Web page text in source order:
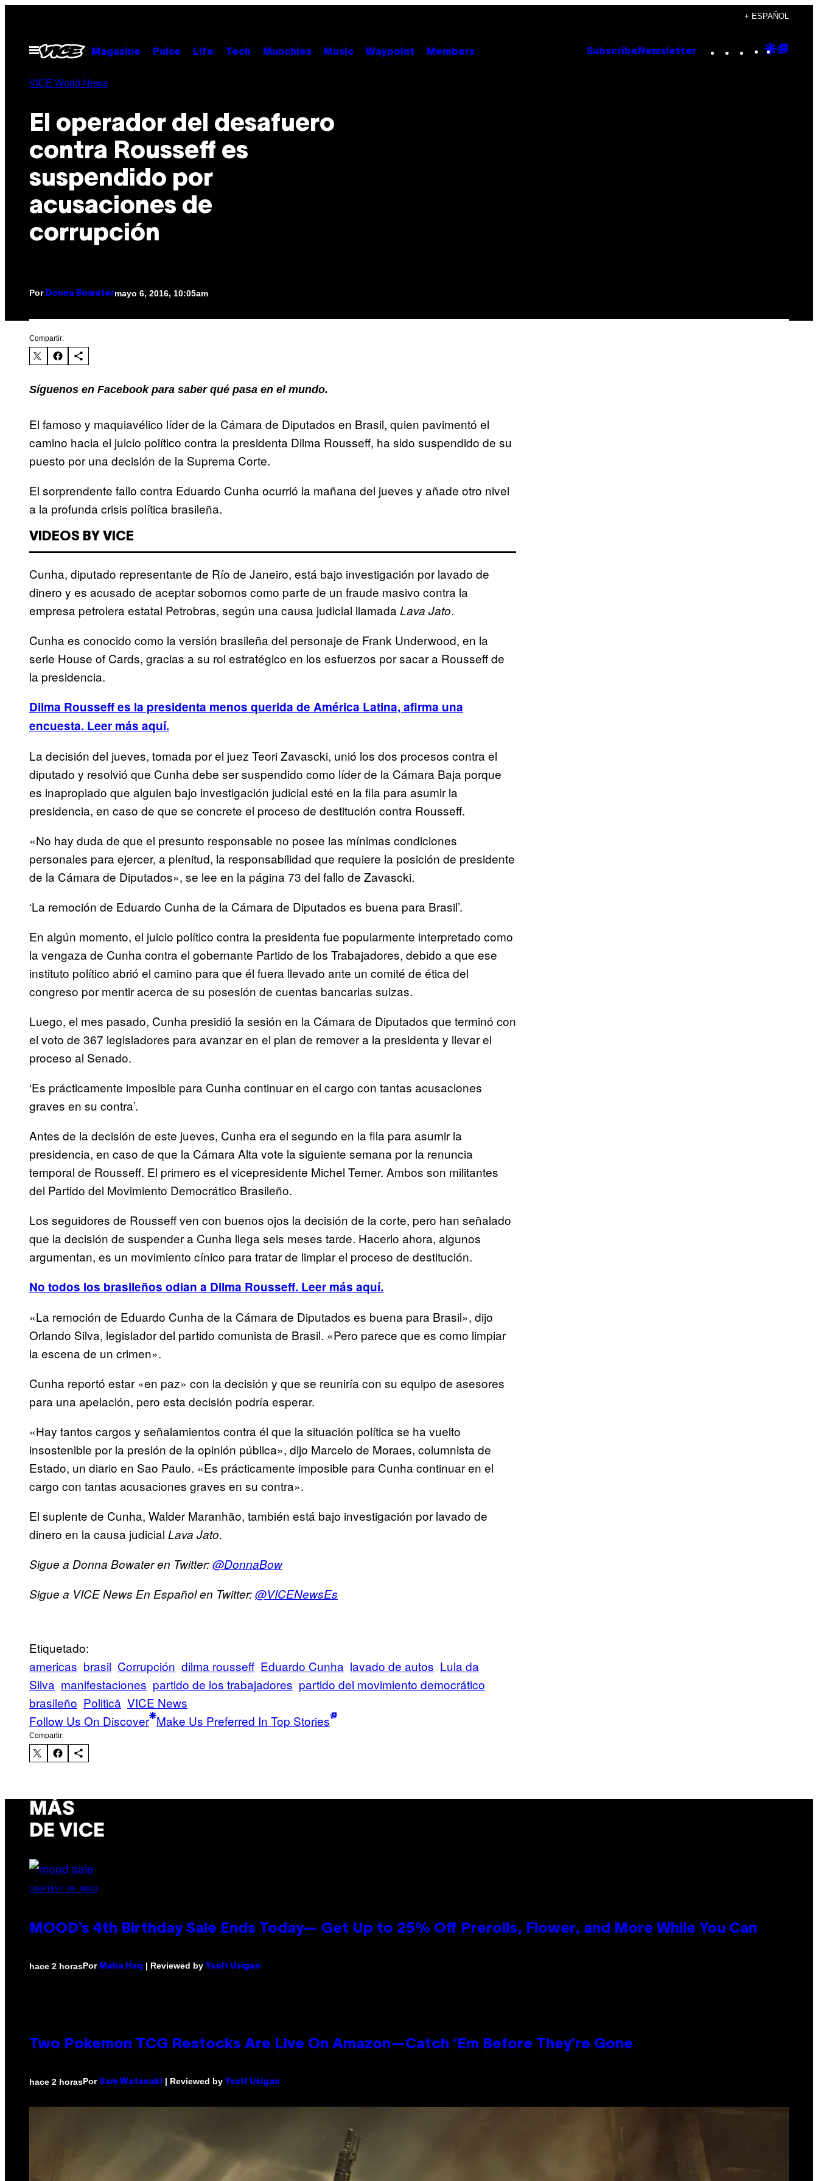
contenido
+ ESPAÑOL
Abrir
Menú
Magazine Pulse Life Tech Munchies Music Waypoint Members Subscribe Newsletter Instagram
TikTok
YouTube
Google
VICE World News
El operador del desafuero
contra Rousseff es
suspendido por
acusaciones de
corrupción
Por Donna Bowatermayo 6, 2016, 10:05am
Compartir:
Síguenos en Facebook para saber qué pasa en el mundo.
El famoso y maquiavélico líder de la Cámara de Diputados en Brasil, quien pavimentó el
camino hacia el juicio político contra la presidenta Dilma Rousseff, ha sido suspendido de su
puesto por una decisión de la Suprema Corte.
El sorprendente fallo contra Eduardo Cunha ocurrió la mañana del jueves y añade otro nivel
a la profunda crisis política brasileña.
VIDEOS BY VICE
Cunha, diputado representante de Río de Janeiro, está bajo investigación por lavado de
dinero y es acusado de aceptar sobornos como parte de un fraude masivo contra la
empresa petrolera estatal Petrobras, según una causa judicial llamadaLava Jato.
Cunha es conocido como la versión brasileña del personaje de Frank Underwood, en la
serie House of Cards, gracias a su rol estratégico en los esfuerzos por sacar a Rousseff de
la presidencia.
Dilma Rousseff es la presidenta menos querida de América Latina, afirma una
encuesta. Leer más aquí.
La decisión del jueves, tomada por el juez Teori Zavascki, unió los dos procesos contra el
diputado y resolvió que Cunha debe ser suspendido como líder de la Cámara Baja porque
es inapropiado que alguien bajo investigación judicial esté en la fila para asumir la
presidencia, en caso de que se concrete el proceso de destitución contra Rousseff.
«No hay duda de que el presunto responsable no posee las mínimas condiciones
personales para ejercer, a plenitud, la responsabilidad que requiere la posición de presidente
de la Cámara de Diputados», se lee en la página 73 del fallo de Zavascki.
‘La remoción de Eduardo Cunha de la Cámara de Diputados es buena para Brasil’.
En algún momento, el juicio político contra la presidenta fue popularmente interpretado como
la vengaza de Cunha contra el gobernante Partido de los Trabajadores, debido a que ese
instituto político abrió el camino para que él fuera llevado ante un comité de ética del
congreso por mentir acerca de su posesión de cuentas bancarias suizas.
Luego, el mes pasado, Cunha presidió la sesión en la Cámara de Diputados que terminó con
el voto de 367 legisladores para avanzar en el plan de remover a la presidenta y llevar el
proceso al Senado.
‘Es prácticamente imposible para Cunha continuar en el cargo con tantas acusaciones
graves en su contra’.
Antes de la decisión de este jueves, Cunha era el segundo en la fila para asumir la
presidencia, en caso de que la Cámara Alta vote la siguiente semana por la renuncia
temporal de Rousseff. El primero es el vicepresidente Michel Temer. Ambos son militantes
del Partido del Movimiento Democrático Brasileño.
Los seguidores de Rousseff ven con buenos ojos la decisión de la corte, pero han señalado
que la decisión de suspender a Cunha llega seis meses tarde. Hacerlo ahora, algunos
argumentan, es un movimiento cínico para tratar de limpiar el proceso de destitución.
No todos los brasileños odian a Dilma Rousseff. Leer más aquí.
«La remoción de Eduardo Cunha de la Cámara de Diputados es buena para Brasil», dijo
Orlando Silva, legislador del partido comunista de Brasil. «Pero parece que es como limpiar
la escena de un crimen».
Cunha reportó estar «en paz» con la decisión y que se reuniría con su equipo de asesores
para una apelación, pero esta decisión podría esperar.
«Hay tantos cargos y señalamientos contra él que la situación política se ha vuelto
insostenible por la presión de la opinión pública», dijo Marcelo de Moraes, columnista de
Estado, un diario en Sao Paulo. «Es prácticamente imposible para Cunha continuar en el
cargo con tantas acusaciones graves en su contra».
El suplente de Cunha, Walder Maranhão, también está bajo investigación por lavado de
dinero en la causa judicial Lava Jato.
Sigue a Donna Bowater en Twitter:@DonnaBow
Sigue a VICE News En Español en Twitter:@VICENewsEs
Etiquetado:
americas brasil Corrupción dilma rousseff Eduardo Cunha lavado de autos Lula da
Silva manifestaciones partido de los trabajadores partido del movimiento democrático
brasileño Politică VICE News
Follow Us On Discover Make Us Preferred In Top Stories
Compartir:
MÁS
DE VICE
COURTESY OF MOOD
MOOD’s 4th Birthday Sale Ends Today— Get Up to 25% Off Prerolls, Flower, and More While You Can
hace 2 horasPor Maha Haq | Reviewed by Ysolt Usigan
Two Pokemon TCG Restocks Are Live On Amazon—Catch ‘Em Before They’re Gone
hace 2 horasPor Sam Watanuki | Reviewed by Ysolt Usigan